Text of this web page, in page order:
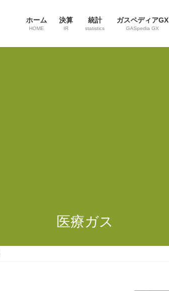
ホーム
HOME
決算
IR
統計
statistics
ガスペディアGX
GASpedia GX
医療ガス